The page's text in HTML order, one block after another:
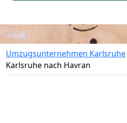
Umzugsunternehmen Karlsruhe
Karlsruhe nach Havran